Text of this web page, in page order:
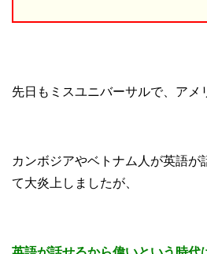
先日もミスユニバーサルで、アメ
カンボジアやベトナム人が英語が
て大炎上しましたが、